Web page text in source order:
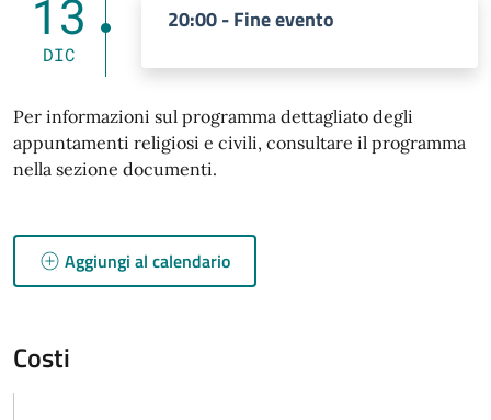
13
DIC
20:00 - Fine evento
Per informazioni sul programma dettagliato degli
appuntamenti religiosi e civili, consultare il programma
nella sezione documenti.
Aggiungi al calendario
Costi